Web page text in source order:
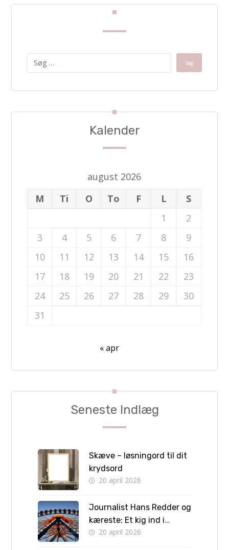
Kalender
august 2026
M
Ti O To F L
S
1
2
3
4 5 6 7 8
9
10
11 12 13 14 15
16
17
18 19 20 21 22
23
24
25 26 27 28 29
30
31
« apr
Seneste Indlæg
Skæve – løsningord til dit
krydsord
20 april 2026
Journalist Hans Redder og
kæreste: Et kig ind i
privatlivet bag skærmen
20 april 2026